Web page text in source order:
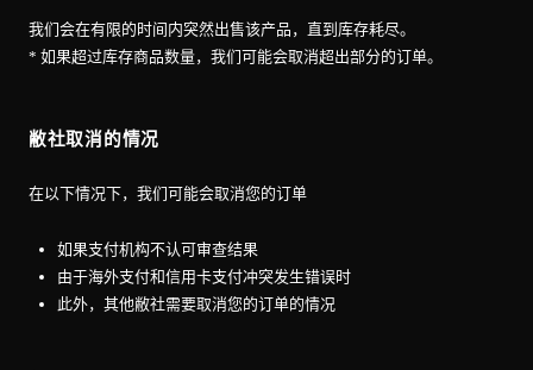
我们会在有限的时间内突然出售该产品，直到库存耗尽。
* 如果超过库存商品数量，我们可能会取消超出部分的订单。
敝社取消的情况
在以下情况下，我们可能会取消您的订单
如果支付机构不认可审查结果
由于海外支付和信用卡支付冲突发生错误时
此外，其他敝社需要取消您的订单的情况